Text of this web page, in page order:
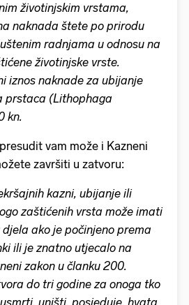
životinjskim vrstama,
naknada štete po prirodu
radnjama u odnosu na
životinjske vrste.
iznos naknade za ubijanje
prstaca (Lithophaga
kn.
vam može i Kazneni
završiti u zatvoru:
kazni, ubijanje ili
zaštićenih vrsta može imati
ako je počinjeno prema
ili je znatno utjecalo na
zakon u članku 200.
do tri godine za onoga tko